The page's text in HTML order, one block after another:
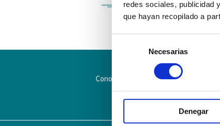
redes sociales, publicidad
que hayan recopilado a
de
consentimiento
Necesarias
Denegar
Conoce la Escuela Hospital Mompía